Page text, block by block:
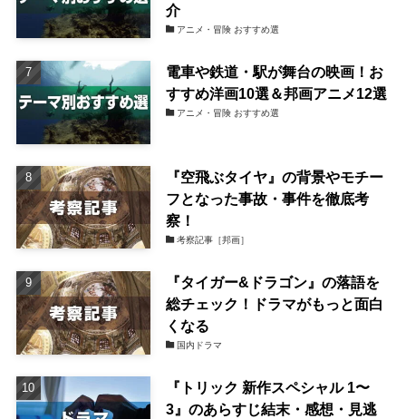
介
アニメ・冒険 おすすめ選
電車や鉄道・駅が舞台の映画！お
すすめ洋画10選＆邦画アニメ12選
アニメ・冒険 おすすめ選
『空飛ぶタイヤ』の背景やモチー
フとなった事故・事件を徹底考
察！
考察記事［邦画］
『タイガー&ドラゴン』の落語を
総チェック！ドラマがもっと面白
くなる
国内ドラマ
『トリック 新作スペシャル 1〜
3』のあらすじ結末・感想・見逃